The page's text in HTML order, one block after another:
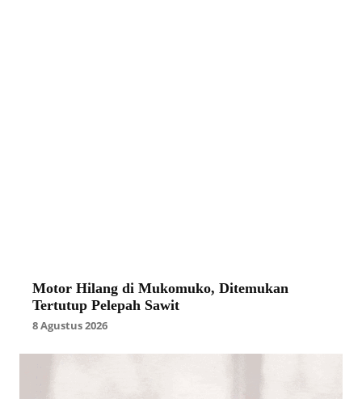
Motor Hilang di Mukomuko, Ditemukan
Tertutup Pelepah Sawit
8 Agustus 2026